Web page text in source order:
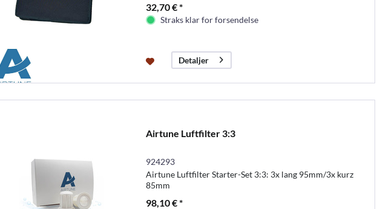
32,70 € *
Straks klar for forsendelse
Detaljer
Airtune Luftfilter 3:3
924293
Airtune Luftfilter Starter-Set 3:3: 3x lang 95mm/3x kurz
85mm
98,10 € *